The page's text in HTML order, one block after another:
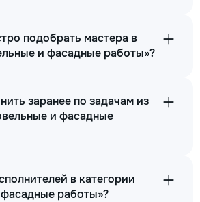
подобрать мастера в
и фасадные работы»?
заранее по задачам из
и фасадные
в категории
работы»?